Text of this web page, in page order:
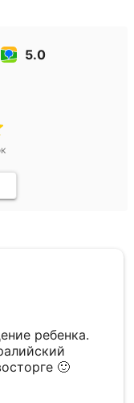
5.0
ребенка.
🙂